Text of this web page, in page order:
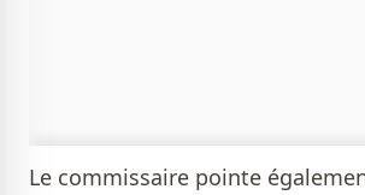
Le commissaire pointe